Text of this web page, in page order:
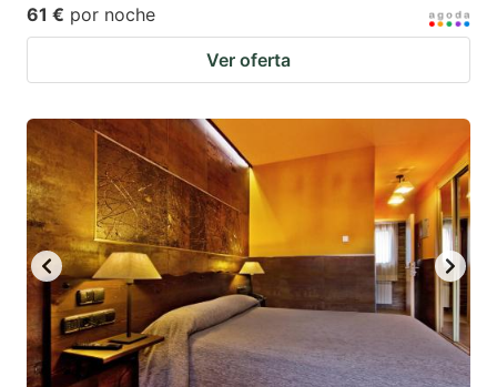
61 € por noche
Ver oferta